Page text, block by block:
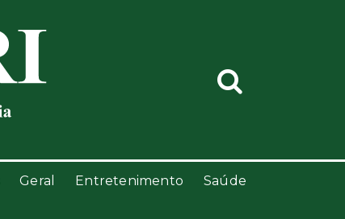
Geral Entretenimento Saúde